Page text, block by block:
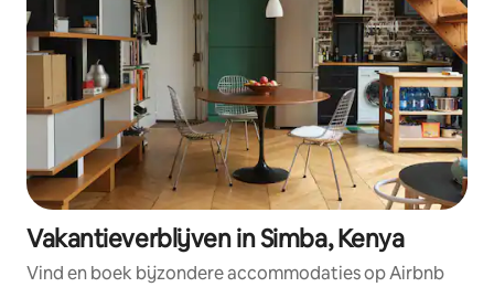
Vakantieverblijven in Simba, Kenya
Vind en boek bijzondere accommodaties op Airbnb